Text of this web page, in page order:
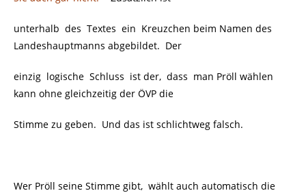
unterhalb des Textes ein Kreuzchen beim Namen des
Landeshauptmanns abgebildet. Der
einzig logische Schluss ist der, dass man Pröll wählen
kann ohne gleichzeitig der ÖVP die
Stimme zu geben. Und das ist schlichtweg falsch.
Wer Pröll seine Stimme gibt, wählt auch automatisch die